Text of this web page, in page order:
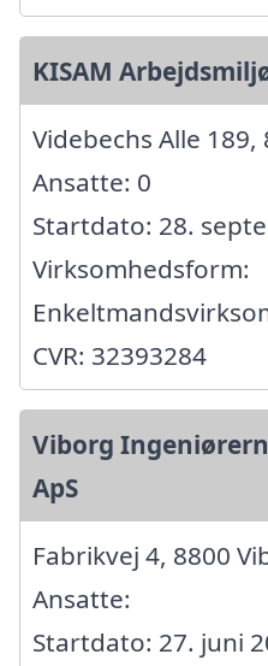
KISAM
Videbechs Alle 189,
Ansatte: 0
Startdato: 28.
Virksomhedsform:
CVR: 32393284
Viborg
ApS
Fabrikvej 4, 8800
Ansatte:
Startdato: 27. juni